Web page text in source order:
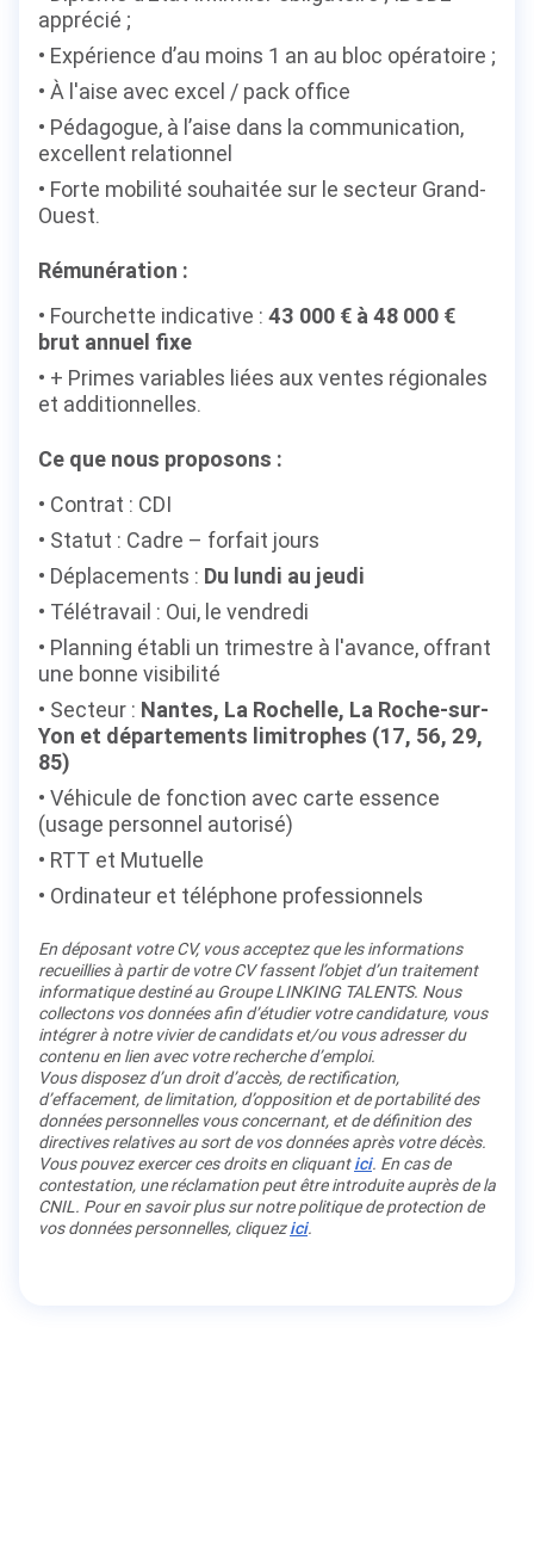
apprécié ;
Expérience d’au moins 1 an au bloc opératoire ;
À l'aise avec excel / pack office
Pédagogue, à l’aise dans la communication,
excellent relationnel
Forte mobilité souhaitée sur le secteur Grand-
Ouest.
Rémunération :
Fourchette indicative : 43 000 € à 48 000 €
brut annuel fixe
+ Primes variables liées aux ventes régionales
et additionnelles.
Ce que nous proposons :
Contrat : CDI
Statut : Cadre – forfait jours
Déplacements : Du lundi au jeudi
Télétravail : Oui, le vendredi
Planning établi un trimestre à l'avance, offrant
une bonne visibilité
Secteur : Nantes, La Rochelle, La Roche-sur-
Yon et départements limitrophes (17, 56, 29,
85)
Véhicule de fonction avec carte essence
(usage personnel autorisé)
RTT et Mutuelle
Ordinateur et téléphone professionnels
En déposant votre CV, vous acceptez que les informations
recueillies à partir de votre CV fassent l’objet d’un traitement
informatique destiné au Groupe LINKING TALENTS. Nous
collectons vos données afin d’étudier votre candidature, vous
intégrer à notre vivier de candidats et/ou vous adresser du
contenu en lien avec votre recherche d’emploi.
Vous disposez d’un droit d’accès, de rectification,
d’effacement, de limitation, d’opposition et de portabilité des
données personnelles vous concernant, et de définition des
directives relatives au sort de vos données après votre décès.
Vous pouvez exercer ces droits en cliquantici. En cas de
contestation, une réclamation peut être introduite auprès de la
CNIL. Pour en savoir plus sur notre politique de protection de
vos données personnelles, cliquezici.